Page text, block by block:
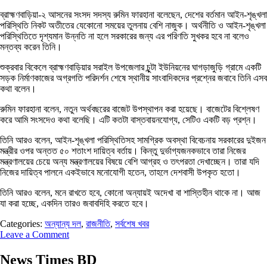
ব্রাহ্মণবাড়িয়া-২ আসনের সংসদ সদস্য রুমিন ফারহানা বলেছেন, দেশের বর্তমান আইন-শৃঙ্খলা
পরিস্থিতি নিকট অতীতের যেকোনো সময়ের তুলনায় বেশি নাজুক। অর্থনীতি ও আইন-শৃঙ্খলা
পরিস্থিতিতে দৃশ্যমান উন্নতি না হলে সরকারের জন্য এর পরিণতি সুখকর হবে না বলেও
মন্তব্য করেন তিনি।
শুক্রবার বিকেলে ব্রাহ্মণবাড়িয়ার সরাইল উপজেলার চুন্টা ইউনিয়নের ঘাগড়াজুড়ি গ্রামে একটি
সড়ক নির্মাণকাজের অগ্রগতি পরিদর্শন শেষে স্থানীয় সাংবাদিকদের প্রশ্নের জবাবে তিনি এসব
কথা বলেন।
রুমিন ফারহানা বলেন, নতুন অর্থবছরের বাজেট উপস্থাপন করা হয়েছে। বাজেটের বিশ্লেষণ
করে আমি সংসদেও কথা বলেছি। এটি কতটা বাস্তবায়নযোগ্য, সেটিও একটি বড় প্রশ্ন।
তিনি আরও বলেন, আইন-শৃঙ্খলা পরিস্থিতিসহ সামগ্রিক অবস্থা বিবেচনায় সরকারের দুইজন
মন্ত্রীর ওপর অন্তত ৫০ শতাংশ দায়িত্ব বর্তায়। কিন্তু দুর্ভাগ্যজনকভাবে তারা নিজের
মন্ত্রণালয়ের চেয়ে অন্য মন্ত্রণালয়ের বিষয়ে বেশি আগ্রহ ও তৎপরতা দেখাচ্ছেন। তারা যদি
নিজের দায়িত্ব পালনে একইভাবে মনোযোগী হতেন, তাহলে দেশবাসী উপকৃত হতো।
তিনি আরও বলেন, মনে রাখতে হবে, কোনো অন্যায়ই অদেখা বা শাস্তিহীন থাকে না। আজ
যা করা হচ্ছে, একদিন তারও জবাবদিহি করতে হবে।
Categories: অন্যান্য দল, রাজনীতি, সর্বশেষ খবর
Leave a Comment
News Times BD